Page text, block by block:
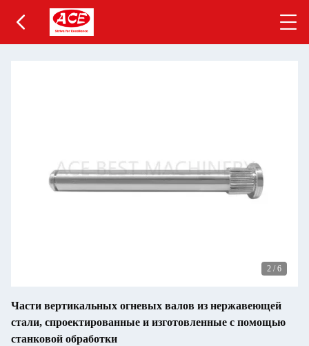
2 / 6
Части вертикальных огневых валов из нержавеющей
стали, спроектированные и изготовленные с помощью
станковой обработки